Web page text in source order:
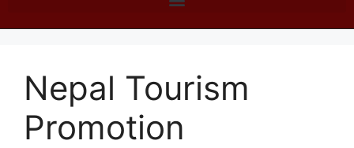
Nepal Tourism
Promotion